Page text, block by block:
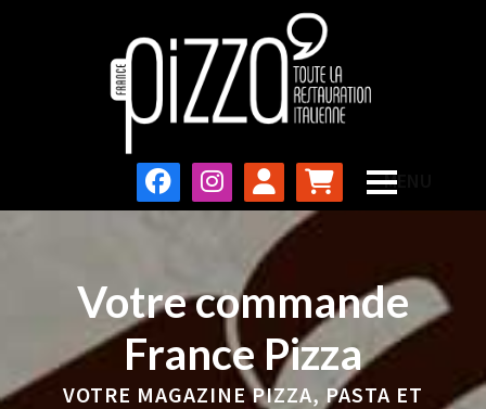
Votre commande
France Pizza
VOTRE MAGAZINE PIZZA, PASTA ET